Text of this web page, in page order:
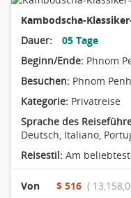
Kambodscha-
Dauer:
05 Tage
Beginn/Ende: Phnom
Besuchen: Phnom
Kategorie: Privatreise
Sprache des
Deutsch, Italiano,
Reisestil: Am
Von $ 516 (